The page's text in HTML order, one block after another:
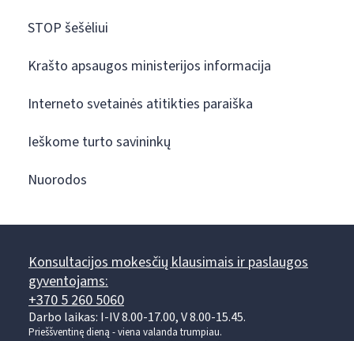
STOP šešėliui
Krašto apsaugos ministerijos informacija
Interneto svetainės atitikties paraiška
Ieškome turto savininkų
Nuorodos
Konsultacijos mokesčių klausimais ir paslaugos
gyventojams:
+370 5 260 5060
Darbo laikas: I-IV 8.00-17.00, V 8.00-15.45.
Prieššventinę dieną - viena valanda trumpiau.